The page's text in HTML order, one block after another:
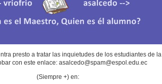
presto a tratar las inquietudes de los estudiantes de la
con este enlace: asalcedo@spam@espol.edu.ec
(Siempre +) en: